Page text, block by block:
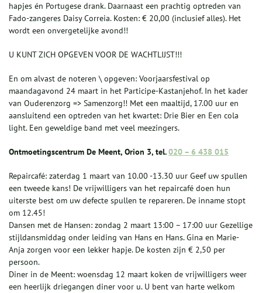
hapjes én Portugese drank. Daarnaast een prachtig optreden van
Fado-zangeres Daisy Correia. Kosten: € 20,00 (inclusief alles). Het
wordt een onvergetelijke avond!!
U KUNT ZICH OPGEVEN VOOR DE WACHTLIJST!!!
En om alvast de noteren \ opgeven: Voorjaarsfestival op
maandagavond 24 maart in het Participe-Kastanjehof. In het kader
van Ouderenzorg => Samenzorg!! Met een maaltijd, 17.00 uur en
aansluitend een optreden van het kwartet: Drie Bier en Een cola
light. Een geweldige band met veel meezingers.
Ontmoetingscentrum De Meent, Orion 3, tel.020 – 6 438 015
Repaircafé: zaterdag 1 maart van 10.00 -13.30 uur Geef uw spullen
een tweede kans! De vrijwilligers van het repaircafé doen hun
uiterste best om uw defecte spullen te repareren. De inname stopt
om 12.45!
Dansen met de Hansen: zondag 2 maart 13:00 – 17:00 uur Gezellige
stijldansmiddag onder leiding van Hans en Hans. Gina en Marie-
Anja zorgen voor een lekker hapje. De kosten zijn € 2,50 per
persoon.
Diner in de Meent: woensdag 12 maart koken de vrijwilligers weer
een heerlijk driegangen diner voor u. U bent van harte welkom